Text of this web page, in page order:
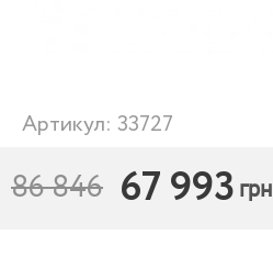
Артикул: 33727
86 846 67 993 грн